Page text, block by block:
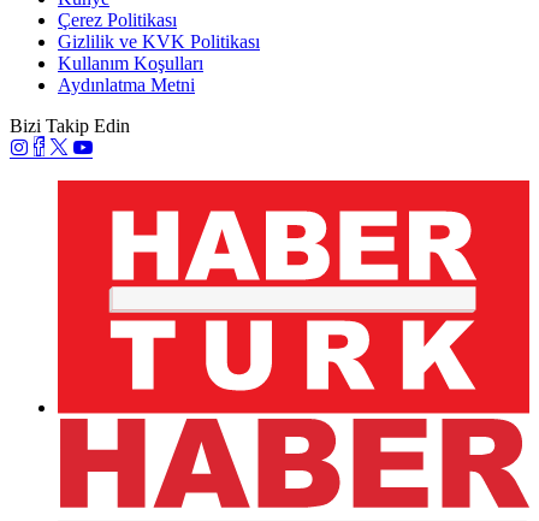
Çerez Politikası
Gizlilik ve KVK Politikası
Kullanım Koşulları
Aydınlatma Metni
Bizi Takip Edin